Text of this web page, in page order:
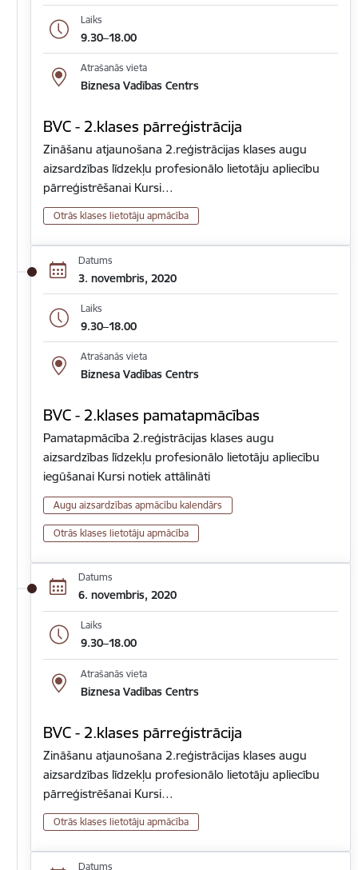
Laiks
9.30–18.00
Atrašanās vieta
Biznesa Vadības Centrs
BVC - 2.klases pārreģistrācija
Zināšanu atjaunošana 2.reģistrācijas klases augu
aizsardzības līdzekļu profesionālo lietotāju apliecību
pārreģistrēšanai Kursi…
Otrās klases lietotāju apmācība
Datums
3. novembris, 2020
Laiks
9.30–18.00
Atrašanās vieta
Biznesa Vadības Centrs
BVC - 2.klases pamatapmācības
Pamatapmācība 2.reģistrācijas klases augu
aizsardzības līdzekļu profesionālo lietotāju apliecību
iegūšanai Kursi notiek attālināti
Augu aizsardzības apmācību kalendārs
Otrās klases lietotāju apmācība
Datums
6. novembris, 2020
Laiks
9.30–18.00
Atrašanās vieta
Biznesa Vadības Centrs
BVC - 2.klases pārreģistrācija
Zināšanu atjaunošana 2.reģistrācijas klases augu
aizsardzības līdzekļu profesionālo lietotāju apliecību
pārreģistrēšanai Kursi…
Otrās klases lietotāju apmācība
Datums